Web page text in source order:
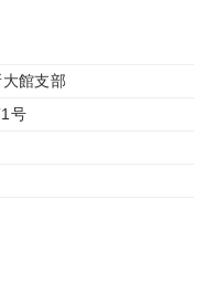
館支部
号